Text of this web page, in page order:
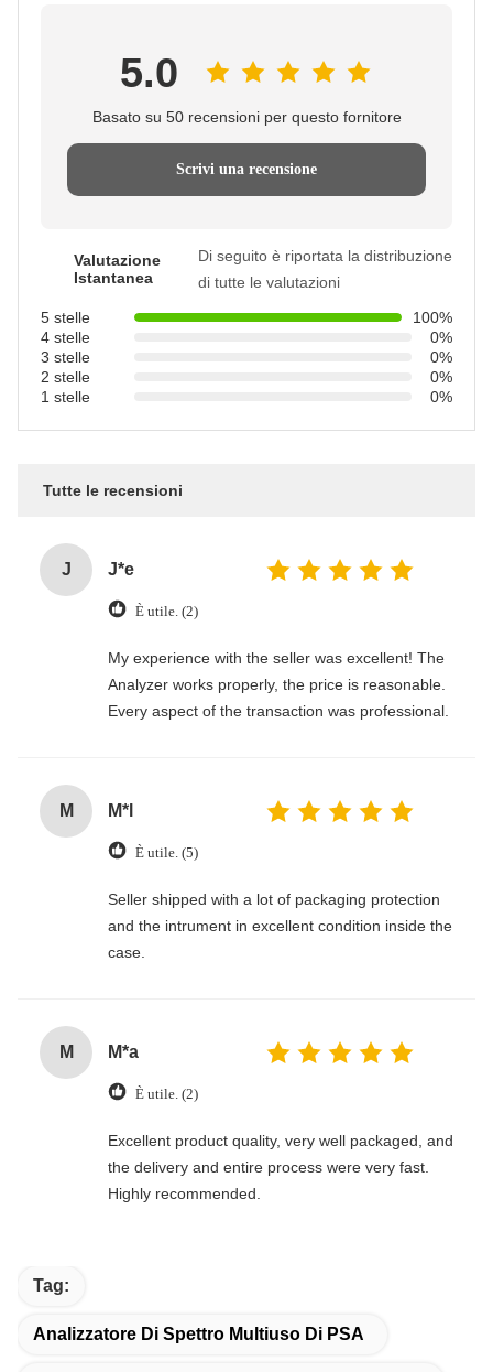
5.0
Basato su 50 recensioni per questo fornitore
Scrivi una recensione
Valutazione
Istantanea
Di seguito è riportata la distribuzione
di tutte le valutazioni
5 stelle
100%
4 stelle
0%
3 stelle
0%
2 stelle
0%
1 stelle
0%
Tutte le recensioni
J J*e
È utile. (2)
My experience with the seller was excellent! The
Analyzer works properly, the price is reasonable.
Every aspect of the transaction was professional.
M M*l
È utile. (5)
Seller shipped with a lot of packaging protection
and the intrument in excellent condition inside the
case.
M M*a
È utile. (2)
Excellent product quality, very well packaged, and
the delivery and entire process were very fast.
Highly recommended.
Tag:
Analizzatore Di Spettro Multiuso Di PSA